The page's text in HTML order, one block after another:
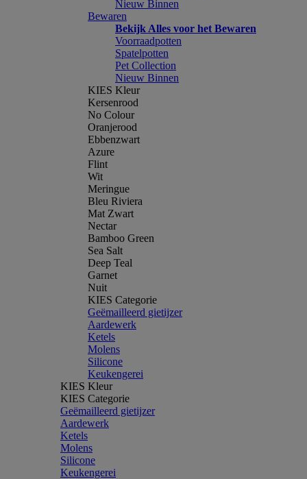
Nieuw Binnen
Bewaren
Bekijk Alles voor het Bewaren
Voorraadpotten
Spatelpotten
Pet Collection
Nieuw Binnen
KIES Kleur
Kersenrood
No Colour
Oranjerood
Ebbenzwart
Azure
Flint
Wit
Meringue
Bleu Riviera
Mat Zwart
Nectar
Bamboo Green
Sea Salt
Deep Teal
Garnet
Nuit
KIES Categorie
Geëmailleerd gietijzer
Aardewerk
Ketels
Molens
Silicone
Keukengerei
KIES Kleur
KIES Categorie
Geëmailleerd gietijzer
Aardewerk
Ketels
Molens
Silicone
Keukengerei